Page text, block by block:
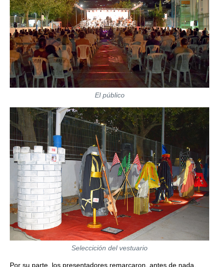
El público
Seleccición del vestuario
Por su parte, los presentadores remarcaron, antes de nada,